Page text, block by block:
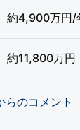
約4,900万円/
約11,800万円
らのコメント